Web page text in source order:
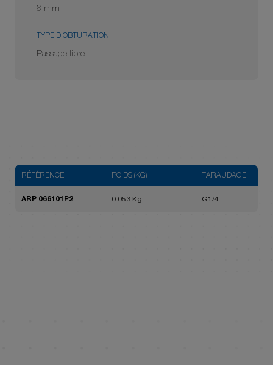
6 mm
TYPE D'OBTURATION
Passage libre
RÉFÉRENCE POIDS (KG) TARAUDAGE
ARP 066101P2 0.053 Kg G1/4